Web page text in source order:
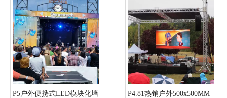
P5户外便携式LED模块化墙
P4.81热销户外500x500MM